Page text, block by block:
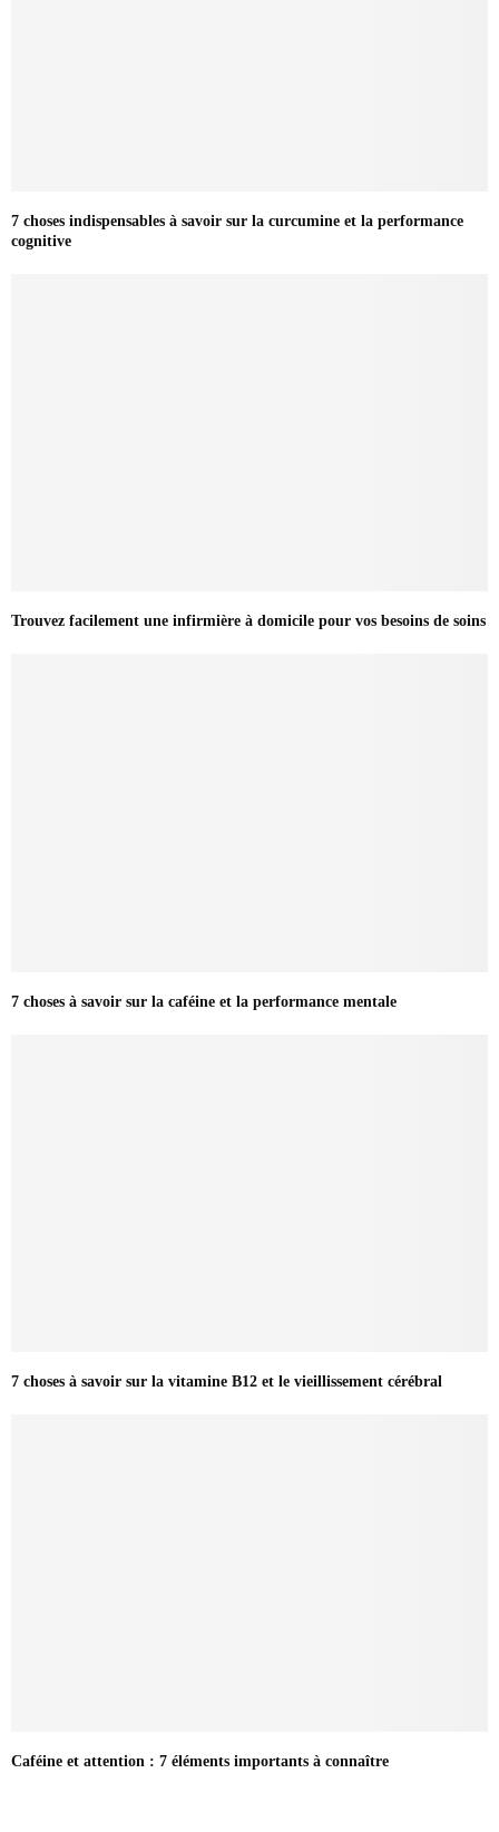
7 choses indispensables à savoir sur la curcumine et la performance
cognitive
Trouvez facilement une infirmière à domicile pour vos besoins de soins
7 choses à savoir sur la caféine et la performance mentale
7 choses à savoir sur la vitamine B12 et le vieillissement cérébral
Caféine et attention : 7 éléments importants à connaître